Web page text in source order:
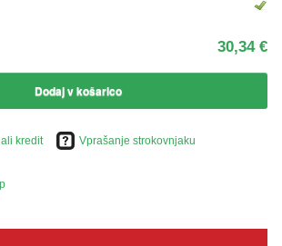
30,34 €
Dodaj v košarico
kredit Vprašanje strokovnjaku